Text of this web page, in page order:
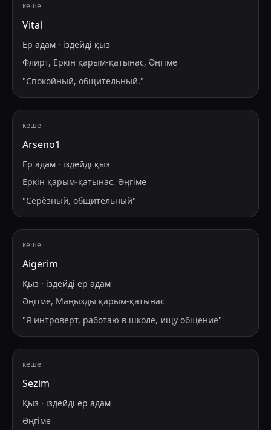
кеше
Vital
Ер адам · іздейді қыз
Флирт, Еркін қарым-қатынас, Әңгіме
"Спокойный, общительный."
кеше
Arseno1
Ер адам · іздейді қыз
Еркін қарым-қатынас, Әңгіме
"Серёзный, общительный"
кеше
Aigerim
Қыз · іздейді ер адам
Әңгіме, Маңызды қарым-қатынас
"Я интроверт, работаю в школе, ищу общение"
кеше
Sezim
Қыз · іздейді ер адам
Әңгіме